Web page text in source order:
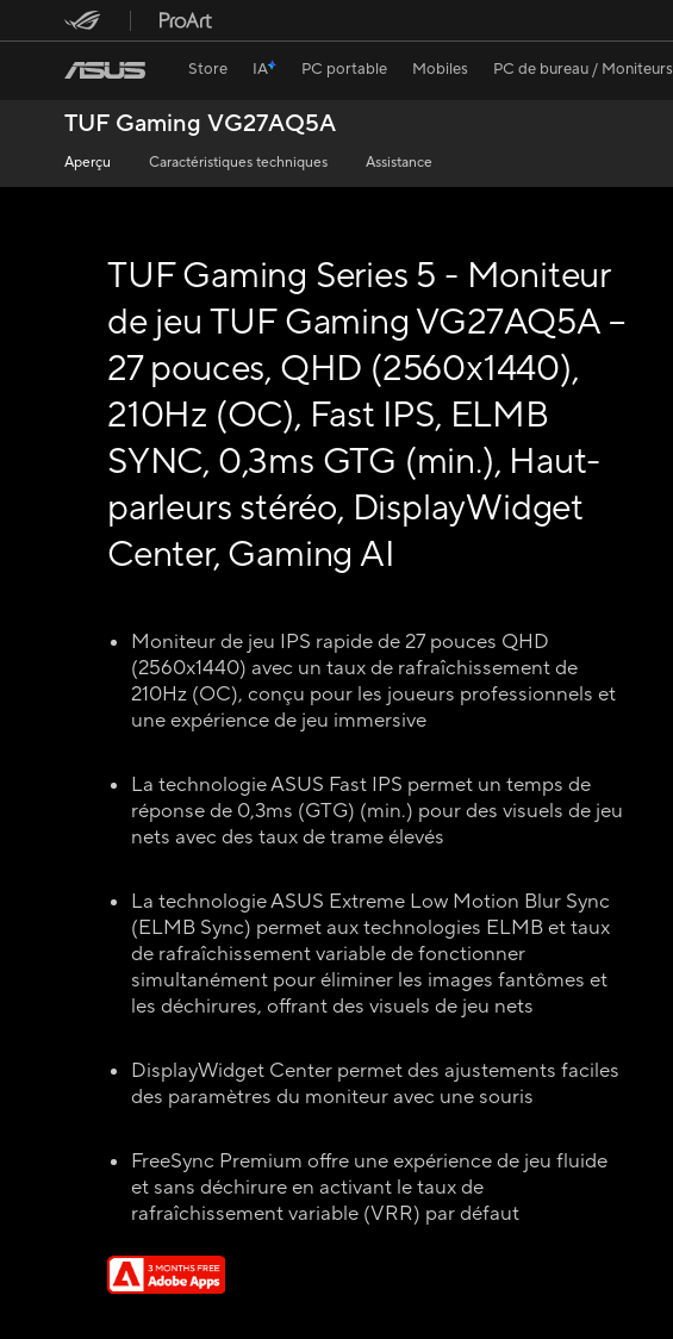
Store IA PC portable Mobiles PC de bureau / Moniteurs
TUF Gaming VG27AQ5A
Aperçu Caractéristiques techniques Assistance
TUF Gaming Series 5 - Moniteur
de jeu TUF Gaming VG27AQ5A –
27 pouces, QHD (2560x1440),
210Hz (OC), Fast IPS, ELMB
SYNC, 0,3ms GTG (min.), Haut-
parleurs stéréo, DisplayWidget
Center, Gaming AI
Moniteur de jeu IPS rapide de 27 pouces QHD
(2560x1440) avec un taux de rafraîchissement de
210Hz (OC), conçu pour les joueurs professionnels et
une expérience de jeu immersive
La technologie ASUS Fast IPS permet un temps de
réponse de 0,3ms (GTG) (min.) pour des visuels de jeu
nets avec des taux de trame élevés
La technologie ASUS Extreme Low Motion Blur Sync
(ELMB Sync) permet aux technologies ELMB et taux
de rafraîchissement variable de fonctionner
simultanément pour éliminer les images fantômes et
les déchirures, offrant des visuels de jeu nets
DisplayWidget Center permet des ajustements faciles
des paramètres du moniteur avec une souris
FreeSync Premium offre une expérience de jeu fluide
et sans déchirure en activant le taux de
rafraîchissement variable (VRR) par défaut